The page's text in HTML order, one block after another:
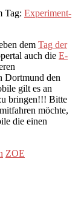
Tag: Experiment-
dem Tag der
auch die E-
Dortmund den
gilt es an
bringen!!! Bitte
möchte,
die einen
ZOE